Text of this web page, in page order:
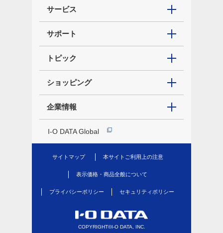
サービス
サポート
トピック
ショッピング
企業情報
I-O DATA Global
サイトマップ 本サイトご利用上の注意
表示価格・商品全般について
プライバシーポリシー セキュリティポリシー
COPYRIGHT©I-O DATA, INC.